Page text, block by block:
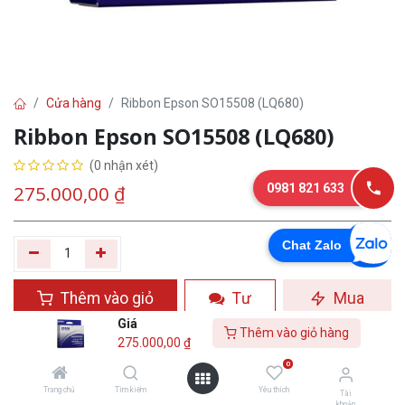
Giá
275.000,00 ₫
Thêm vào giỏ hàng
Trang chủ Tìm kiếm
0
Yêu thích
Tài
Cửa hàng Ribbon Epson SO15508 (LQ680)
Ribbon Epson SO15508 (LQ680)
(0 nhận xét)
275.000,00 ₫
Thêm vào giỏ
hàng
Tư
Mua
Chat Zalo
0981 821 633